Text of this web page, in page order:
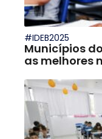
#IDEB2025
Municípios
as melhores